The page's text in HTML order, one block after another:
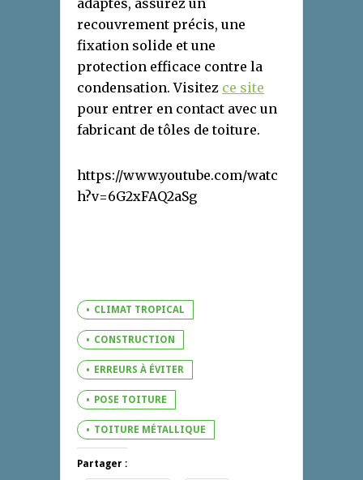
adaptés, assurez un
recouvrement précis, une
fixation solide et une
protection efficace contre la
condensation. Visitez ce site
pour entrer en contact avec un
fabricant de tôles de toiture.
https://www.youtube.com/watc
h?v=6G2xFAQ2aSg
CLIMAT TROPICAL
CONSTRUCTION
ERREURS À ÉVITER
POSE TOITURE
TOITURE MÉTALLIQUE
Partager :